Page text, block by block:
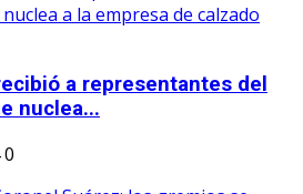
a representantes del
nuclea...
0